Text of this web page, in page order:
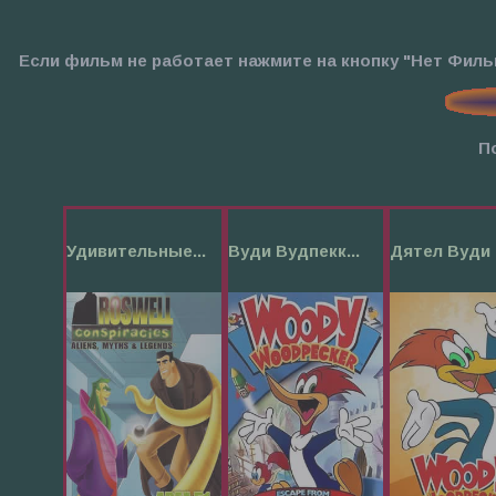
Если фильм не работает нажмите на кнопку "Нет
Удивительные... Вуди Вудпекк... Дятел Вуди